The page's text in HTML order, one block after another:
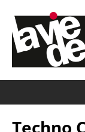
Techno